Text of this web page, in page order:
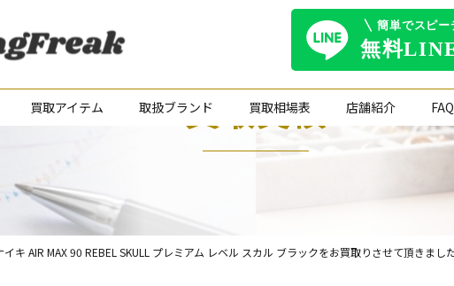
買取アイテム 取扱ブランド 買取相場表 店舗紹介 FAQ
買取実績
イキ AIR MAX 90 REBEL SKULL プレミアム レベル スカル ブラックをお買取りさせて頂きまし